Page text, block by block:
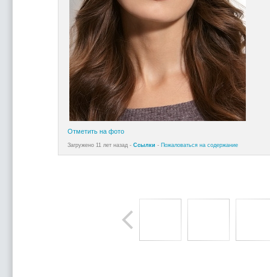
Отметить на фото
Загружено 11 лет назад - Ссылки - Пожаловаться на содержание